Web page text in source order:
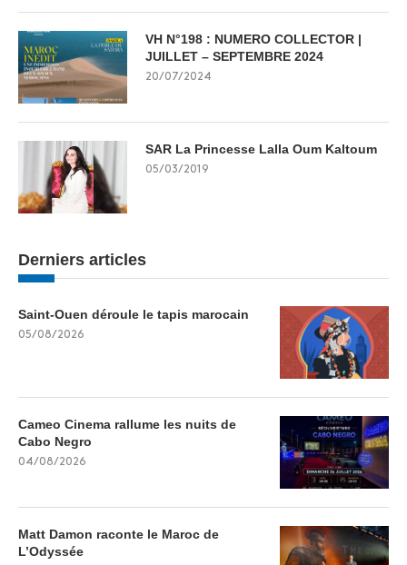
VH N°198 : NUMERO COLLECTOR |
JUILLET – SEPTEMBRE 2024
20/07/2024
SAR La Princesse Lalla Oum Kaltoum
05/03/2019
Derniers articles
Saint-Ouen déroule le tapis marocain
05/08/2026
Cameo Cinema rallume les nuits de
Cabo Negro
04/08/2026
Matt Damon raconte le Maroc de
L’Odyssée